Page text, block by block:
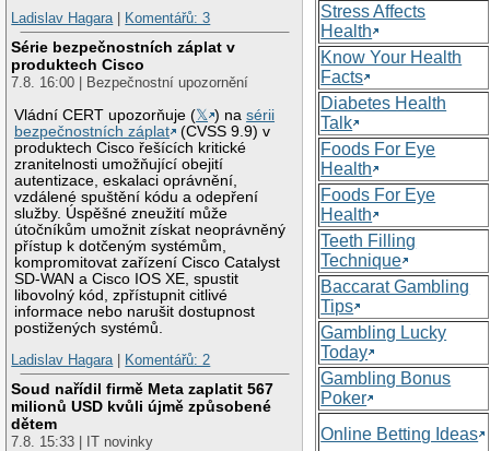
Ladislav Hagara| Komentářů: 3
Série bezpečnostních záplat v
produktech Cisco
7.8. 16:00 | Bezpečnostní upozornění
Vládní CERT upozorňuje (𝕏 ) nasérii
bezpečnostních záplat
(CVSS 9.9) v
produktech Cisco řešících kritické
zranitelnosti umožňující obejití
autentizace, eskalaci oprávnění,
vzdálené spuštění kódu a odepření
služby. Úspěšné zneužití může
útočníkům umožnit získat neoprávněný
přístup k dotčeným systémům,
kompromitovat zařízení Cisco Catalyst
SD-WAN a Cisco IOS XE, spustit
libovolný kód, zpřístupnit citlivé
informace nebo narušit dostupnost
postižených systémů.
Ladislav Hagara| Komentářů: 2
Soud nařídil firmě Meta zaplatit 567
milionů USD kvůli újmě způsobené
dětem
7.8. 15:33 | IT novinky
Stress Affects
Health
Know Your Health
Facts
Diabetes Health
Talk
Foods For Eye
Health
Foods For Eye
Health
Teeth Filling
Technique
Baccarat Gambling
Tips
Gambling Lucky
Today
Gambling Bonus
Poker
Online Betting Ideas